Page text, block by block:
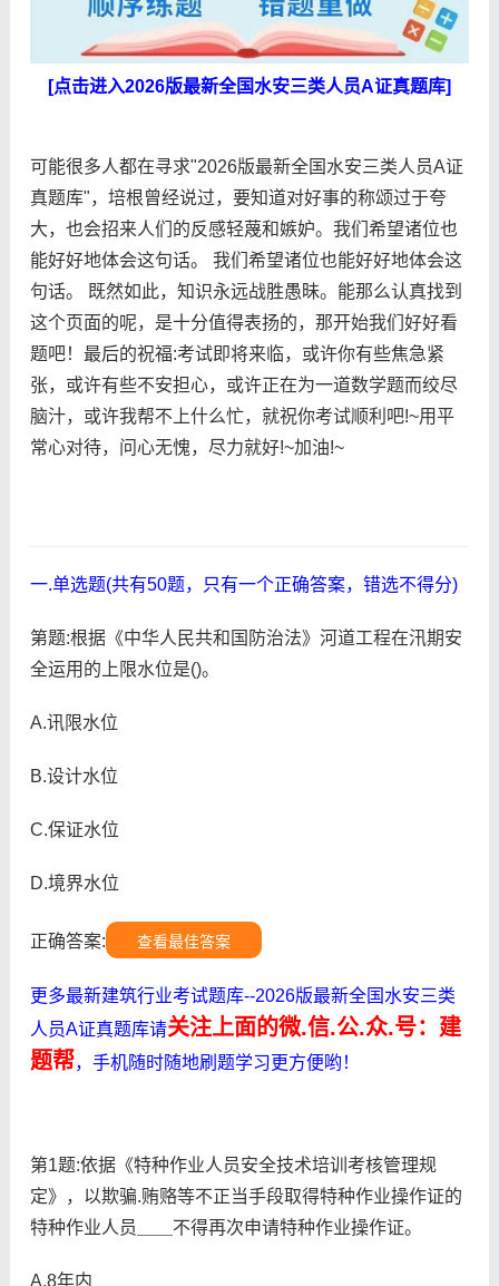
[点击进入2026版最新全国水安三类人员A证真题库]
可能很多人都在寻求"2026版最新全国水安三类人员A证
真题库"，培根曾经说过，要知道对好事的称颂过于夸
大，也会招来人们的反感轻蔑和嫉妒。我们希望诸位也
能好好地体会这句话。 我们希望诸位也能好好地体会这
句话。 既然如此，知识永远战胜愚昧。能那么认真找到
这个页面的呢，是十分值得表扬的，那开始我们好好看
题吧！最后的祝福:考试即将来临，或许你有些焦急紧
张，或许有些不安担心，或许正在为一道数学题而绞尽
脑汁，或许我帮不上什么忙，就祝你考试顺利吧!~用平
常心对待，问心无愧，尽力就好!~加油!~
一.单选题(共有50题，只有一个正确答案，错选不得分)
第题:根据《中华人民共和国防治法》河道工程在汛期安
全运用的上限水位是()。
A.讯限水位
B.设计水位
C.保证水位
D.境界水位
正确答案: 查看最佳答案
更多最新建筑行业考试题库--2026版最新全国水安三类
人员A证真题库请关注上面的微.信.公.众.号：建
题帮，手机随时随地刷题学习更方便哟！
第1题:依据《特种作业人员安全技术培训考核管理规
定》，以欺骗.贿赂等不正当手段取得特种作业操作证的
特种作业人员＿＿不得再次申请特种作业操作证。
A.8年内